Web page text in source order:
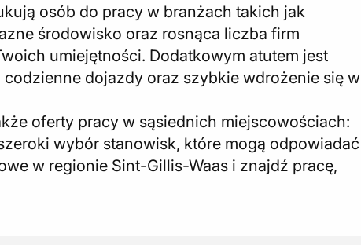
osób do pracy w branżach takich jak
środowisko oraz rosnąca liczba firm
umiejętności. Dodatkowym atutem jest
dojazdy oraz szybkie wdrożenie się w
oferty pracy w sąsiednich miejscowościach:
wybór stanowisk, które mogą odpowiadać
w regionie Sint-Gillis-Waas i znajdź pracę,